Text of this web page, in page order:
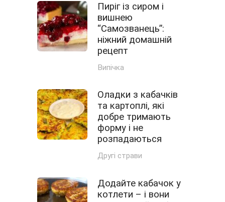
Пиріг із сиром і
вишнею
“Самозванець”:
ніжний домашній
рецепт
Випічка
Оладки з кабачків
та картоплі, які
добре тримають
форму і не
розпадаються
Другі страви
Додайте кабачок у
котлети – і вони